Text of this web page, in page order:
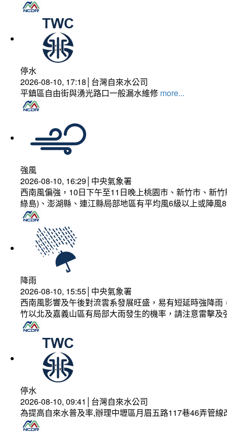
停水
2026-08-10, 17:18│台灣自來水公司
平鎮區自由街與湧光路口一般漏水維修 more...
強風
2026-08-10, 16:29│中央氣象署
西南風偏強，10日下午至11日晚上桃園市、新竹市、新
綠島)、澎湖縣、連江縣局部地區有平均風6級以上或陣
降雨
2026-08-10, 15:55│中央氣象署
西南風影響及午後對流雲系發展旺盛，易有短延時強降
竹以北及嘉義山區有局部大雨發生的機率，請注意雷擊
停水
2026-08-10, 09:41│台灣自來水公司
為提高自來水普及率,辦理中壢區月眉五路117巷46弄管